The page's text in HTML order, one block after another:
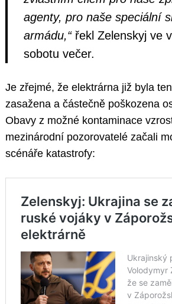
agenty, pro naše speciální
armádu,“řekl Zelenskyj ve
sobotu večer.
Je zřejmé, že elektrárna již byla
zasažena a částečně poškozena
Obavy z možné kontaminace
mezinárodní pozorovatelé začali
scénáře katastrofy: